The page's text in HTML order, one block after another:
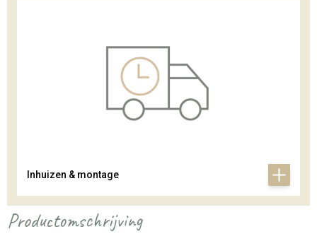
Inhuizen & montage
Productomschrijving